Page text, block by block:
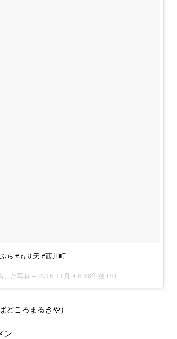
ら #もり天 #西川町
した写真 – 2016 11月 4 8:38午後 PDT
どころまるきや）
ン